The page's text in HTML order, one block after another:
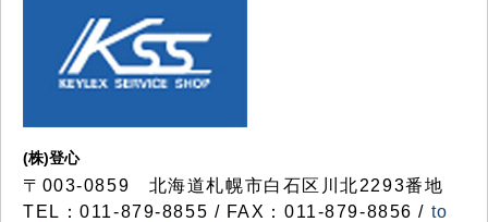
(株)登心
〒003-0859 北海道札幌市白石区川北2293番地
TEL：011-879-8855 / FAX：011-879-8856 / to